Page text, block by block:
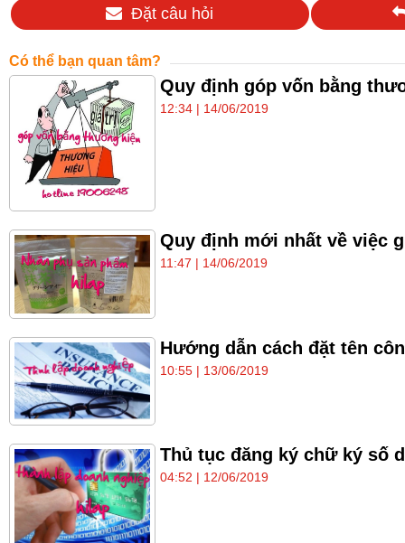
Đặt câu hỏi
Có thể bạn quan tâm?
Quy định góp vốn bằng
12:34 | 14/06/2019
Quy định mới nhất về việc
11:47 | 14/06/2019
Hướng dẫn cách đặt tên
10:55 | 13/06/2019
Thủ tục đăng ký chữ ký số
04:52 | 12/06/2019